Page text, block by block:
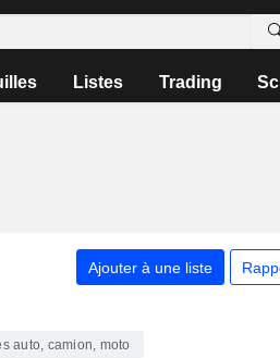
Listes Trading
Ajouter à une liste
auto, camion, moto